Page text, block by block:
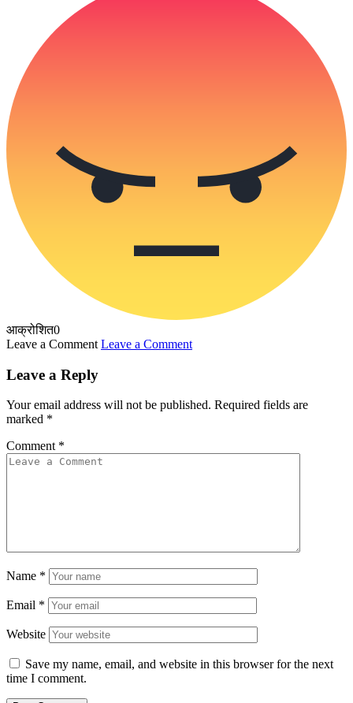
आक्रोशित0
Leave a Comment Leave a Comment
Leave a Reply
Your email address will not be published. Required fields are
marked *
Comment *
Name *
Email *
Website
Save my name, email, and website in this browser for the next
time I comment.